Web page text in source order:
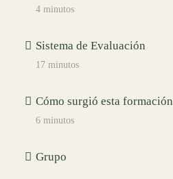
4 minutos
Sistema de Evaluación
17 minutos
Cómo surgió esta formación
6 minutos
Grupo